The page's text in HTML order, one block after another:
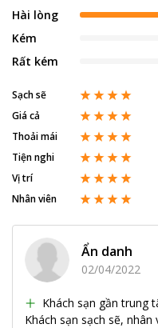
Hài lòng
Kém
Rất kém
Sạch sẽ
Giá cả
Thoải mái
Tiện nghi
Vị trí
Nhân viên
Ẩn danh
02/04/2022
Khách sạn gần trung
Khách sạn sạch sẽ,